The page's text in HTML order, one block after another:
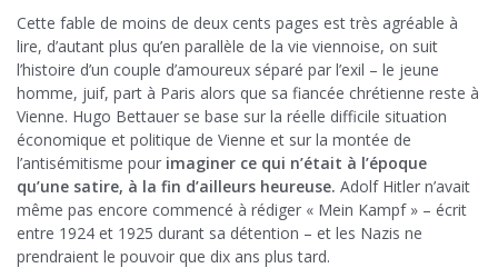
Cette fable de moins de deux cents pages est très agréable à
lire, d’autant plus qu’en parallèle de la vie viennoise, on suit
l’histoire d’un couple d’amoureux séparé par l’exil – le jeune
homme, juif, part à Paris alors que sa fiancée chrétienne reste à
Vienne. Hugo Bettauer se base sur la réelle difficile situation
économique et politique de Vienne et sur la montée de
l’antisémitisme pour imaginer ce qui n’était à l’époque
qu’une satire, à la fin d’ailleurs heureuse. Adolf Hitler n’avait
même pas encore commencé à rédiger « Mein Kampf » – écrit
entre 1924 et 1925 durant sa détention – et les Nazis ne
prendraient le pouvoir que dix ans plus tard.